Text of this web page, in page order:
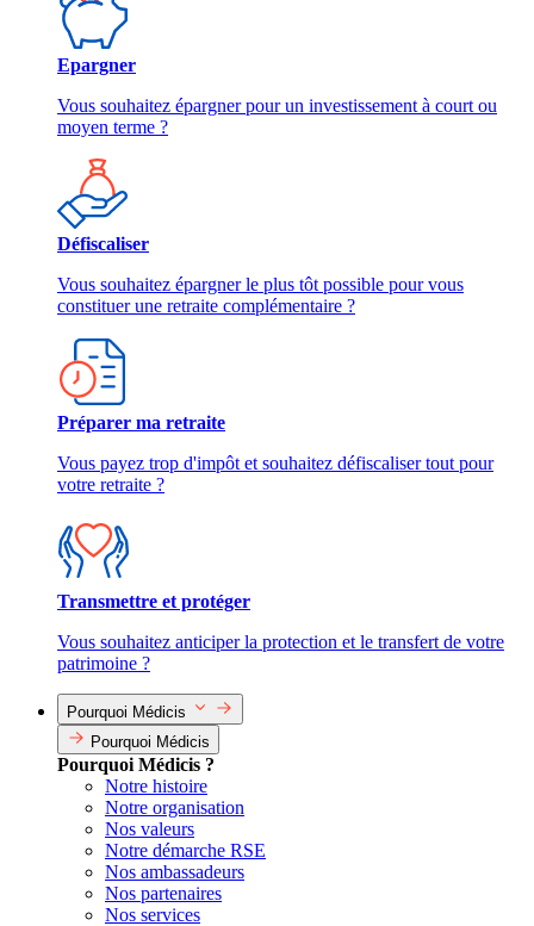
Epargner
Vous souhaitez épargner pour un investissement à court ou
moyen terme ?
Défiscaliser
Vous souhaitez épargner le plus tôt possible pour vous
constituer une retraite complémentaire ?
Préparer ma retraite
Vous payez trop d'impôt et souhaitez défiscaliser tout pour
votre retraite ?
Transmettre et protéger
Vous souhaitez anticiper la protection et le transfert de votre
patrimoine ?
Pourquoi Médicis
Pourquoi Médicis
Pourquoi Médicis ?
Notre histoire
Notre organisation
Nos valeurs
Notre démarche RSE
Nos ambassadeurs
Nos partenaires
Nos services